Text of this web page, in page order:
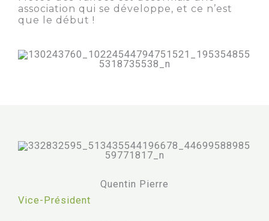
association qui se développe, et ce n’est
que le début !
Quentin Pierre
Vice-Président